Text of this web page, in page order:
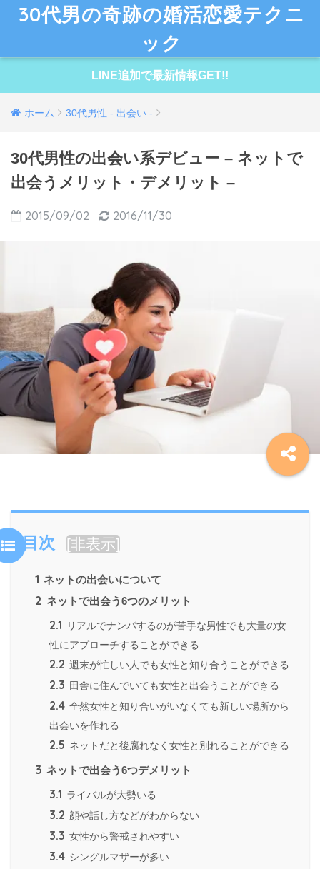
30代男の奇跡の婚活恋愛テクニ
ック
LINE追加で最新情報GET!!
ホーム 30代男性 - 出会い -
30代男性の出会い系デビュー – ネットで
出会うメリット・デメリット –
2015/09/02 2016/11/30
目次 [非表示]
1 ネットの出会いについて
2 ネットで出会う6つのメリット
2.1
リアルでナンパするのが苦手な男性でも大量の女
性にアプローチすることができる
2.2 週末が忙しい人でも女性と知り合うことができる
2.3 田舎に住んでいても女性と出会うことができる
2.4 全然女性と知り合いがいなくても新しい場所から
出会いを作れる
2.5 ネットだと後腐れなく女性と別れることができる
3 ネットで出会う6つデメリット
3.1 ライバルが大勢いる
3.2 顔や話し方などがわからない
3.3 女性から警戒されやすい
3.4 シングルマザーが多い